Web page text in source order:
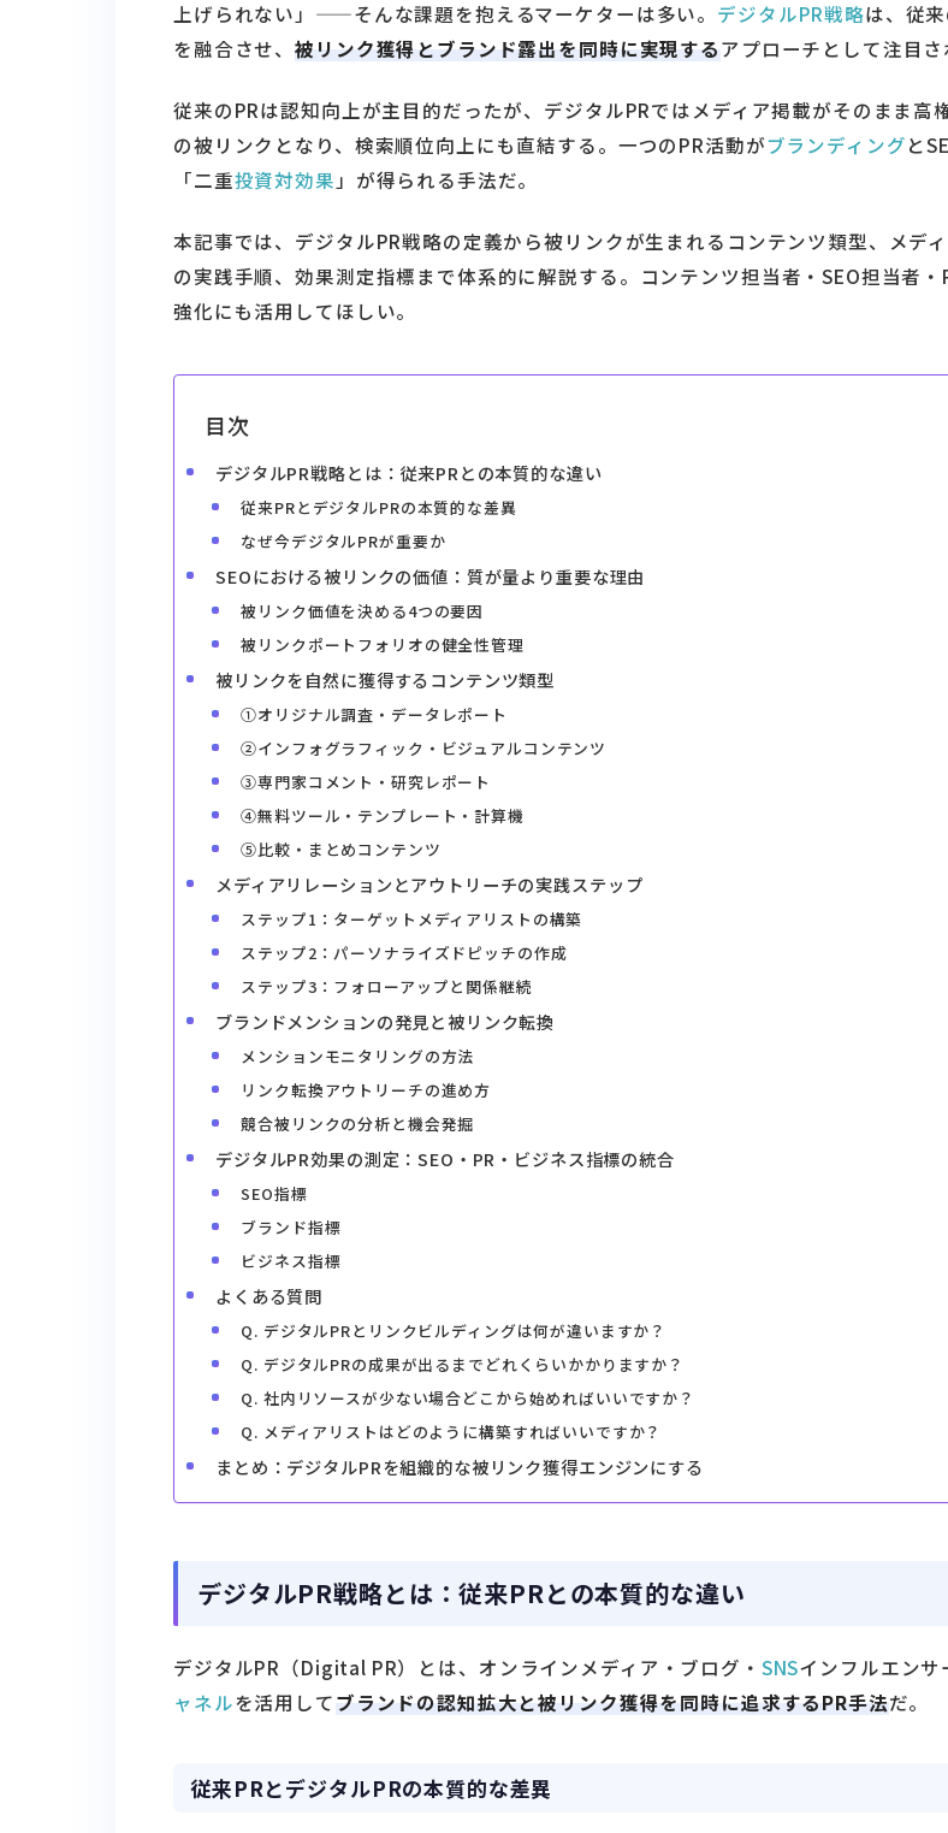
上げられない」——そんな課題を抱えるマーケターは多い。 デジタルPR戦略は、従
を融合させ、被リンク獲得とブランド露出を同時に実現するアプローチとして注目さ
従来のPRは認知向上が主目的だったが、デジタルPRではメディア掲載がそのまま高
の被リンクとなり、検索順位向上にも直結する。一つのPR活動がブランディングと
「二重投資対効果 」が得られる手法だ。
本記事では、デジタルPR戦略の定義から被リンクが生まれるコンテンツ類型、メデ
の実践手順、効果測定指標まで体系的に解説する。コンテンツ担当者・SEO担当者・
強化にも活用してほしい。
目次
デジタルPR戦略とは：従来PRとの本質的な違い
従来PRとデジタルPRの本質的な差異
なぜ今デジタルPRが重要か
SEOにおける被リンクの価値：質が量より重要な理由
被リンク価値を決める4つの要因
被リンクポートフォリオの健全性管理
被リンクを自然に獲得するコンテンツ類型
①オリジナル調査・データレポート
②インフォグラフィック・ビジュアルコンテンツ
③専門家コメント・研究レポート
④無料ツール・テンプレート・計算機
⑤比較・まとめコンテンツ
メディアリレーションとアウトリーチの実践ステップ
ステップ1：ターゲットメディアリストの構築
ステップ2：パーソナライズドピッチの作成
ステップ3：フォローアップと関係継続
ブランドメンションの発見と被リンク転換
メンションモニタリングの方法
リンク転換アウトリーチの進め方
競合被リンクの分析と機会発掘
デジタルPR効果の測定：SEO・PR・ビジネス指標の統合
SEO指標
ブランド指標
ビジネス指標
よくある質問
Q. デジタルPRとリンクビルディングは何が違いますか？
Q. デジタルPRの成果が出るまでどれくらいかかりますか？
Q. 社内リソースが少ない場合どこから始めればいいですか？
Q. メディアリストはどのように構築すればいいですか？
まとめ：デジタルPRを組織的な被リンク獲得エンジンにする
デジタルPR戦略とは：従来PRとの本質的な違い
デジタルPR（Digital PR）とは、オンラインメディア・ブログ・ SNSインフルエンサ
ャネルを活用してブランドの認知拡大と被リンク獲得を同時に追求するPR手法だ。
従来PRとデジタルPRの本質的な差異